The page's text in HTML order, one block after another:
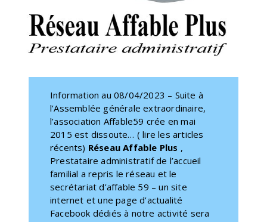
Information au 08/04/2023 – Suite à
l’Assemblée générale extraordinaire,
l’association Affable59 crée en mai
2015 est dissoute… ( lire les articles
récents) Réseau Affable Plus ,
Prestataire administratif de l’accueil
familial a repris le réseau et le
secrétariat d’affable 59 – un site
internet et une page d’actualité
Facebook dédiés à notre activité sera